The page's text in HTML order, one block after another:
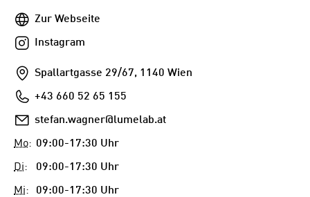
WebseiteZur Webseite
Instagram
Instagram
Addresse
Spallartgasse 29/67, 1140 Wien
Telefon+43 660 52 65 155
E-
stefan.wagner@lumelab.at
Mo: 09:00-17:30 Uhr
Di: 09:00-17:30 Uhr
Mi: 09:00-17:30 Uhr